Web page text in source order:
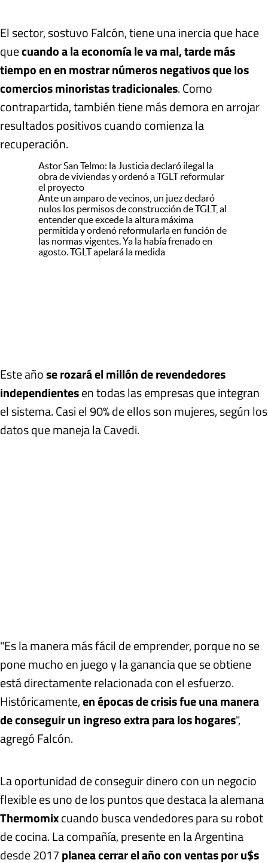
El sector, sostuvo Falcón, tiene una inercia que hace
quecuando a la economía le va mal, tarde más
tiempo en en mostrar números negativos que los
comercios minoristas tradicionales. Como
contrapartida, también tiene más demora en arrojar
resultados positivos cuando comienza la
recuperación.
Astor San Telmo: la Justicia declaró ilegal la
obra de viviendas y ordenó a TGLT reformular
el proyecto
Ante un amparo de vecinos, un juez declaró
nulos los permisos de construcción de TGLT, al
entender que excede la altura máxima
permitida y ordenó reformularla en función de
las normas vigentes. Ya la había frenado en
agosto. TGLT apelará la medida
Este añose rozará el millón de revendedores
independientesen todas las empresas que integran
el sistema. Casi el 90% de ellos son mujeres, según los
datos que maneja la Cavedi.
"Es la manera más fácil de emprender, porque no se
pone mucho en juego y la ganancia que se obtiene
está directamente relacionada con el esfuerzo.
Históricamente,en épocas de crisis fue una manera
de conseguir un ingreso extra para los hogares",
agregó Falcón.
La oportunidad de conseguir dinero con un negocio
flexible es uno de los puntos que destaca la alemana
Thermomixcuando busca vendedores para su robot
de cocina. La compañía, presente en la Argentina
desde 2017planea cerrar el año con ventas por u$s